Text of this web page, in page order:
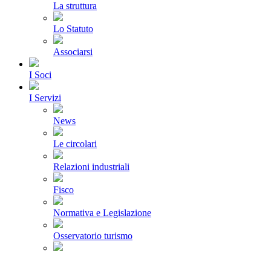
La struttura
Lo Statuto
Associarsi
I Soci
I Servizi
News
Le circolari
Relazioni industriali
Fisco
Normativa e Legislazione
Osservatorio turismo